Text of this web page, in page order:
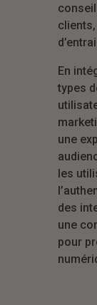
En
types
une
les
des
une
pour